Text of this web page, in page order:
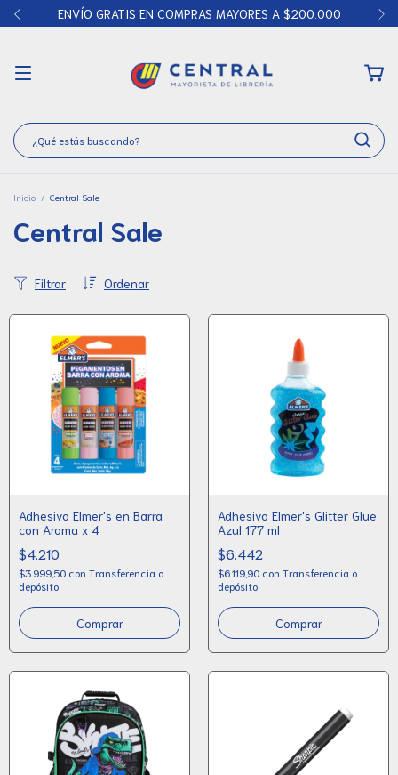
ENVÍO GRATIS EN COMPRAS MAYORES A $200.000
Inicio / Central Sale
Central Sale
Ordenar
Filtrar
Adhesivo Elmer's en Barra
con Aroma x 4
$4.210
$3.999,50 con Transferencia o
depósito
Adhesivo Elmer's Glitter Glue
Azul 177 ml
$6.442
$6.119,90 con Transferencia o
depósito